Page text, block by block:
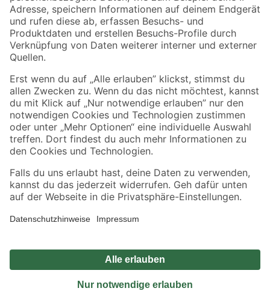
Zahlungsarten Versandarten
Sicher einkaufen
Jetzt die toom-App herunterladen
Alle Preisangaben in EUR inkl. gesetzl. MwSt.. Die dargestellten Angebote sind unter
Umständen nicht in allen Märkten verfügbar. Die angegebenen Verfügbarkeiten beziehen
Produkte nur solange der Vorrat reicht.
*Paketversand ab 59 € versandkostenfrei, gilt nicht für Artikel mit Speditionsversand, hier
Privatsphäre Impressum
Nutzungsbedingungen
Widerrufsrecht
Vertrag widerrufen